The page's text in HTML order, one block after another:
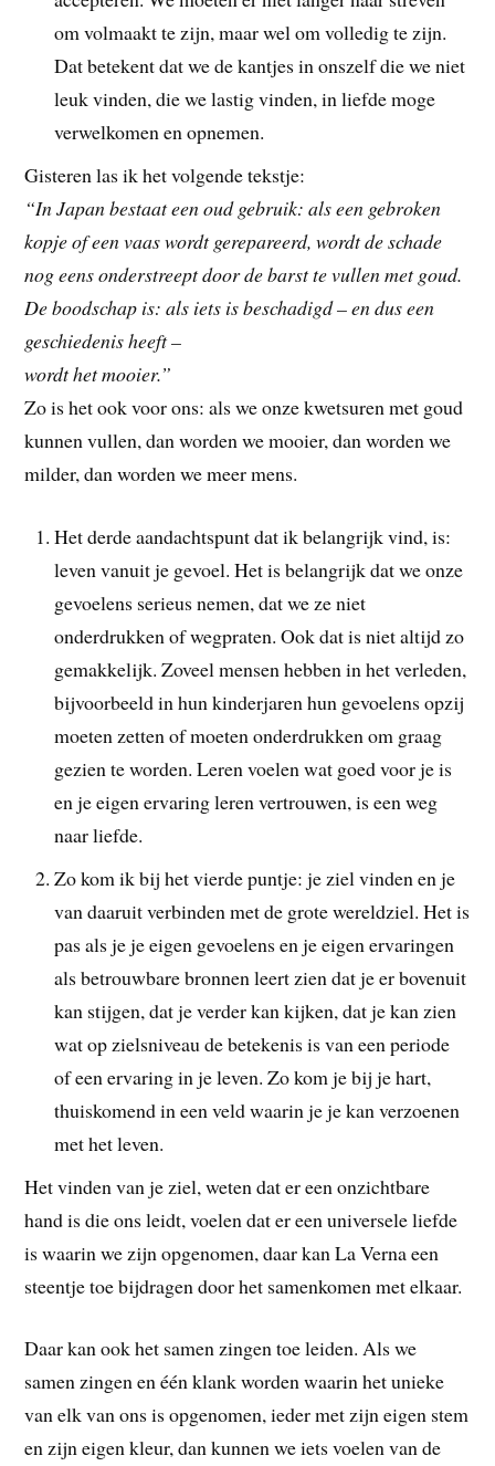
om volmaakt te zijn, maar wel om volledig te zijn.
Dat betekent dat we de kantjes in onszelf die we niet
leuk vinden, die we lastig vinden, in liefde moge
verwelkomen en opnemen.
Gisteren las ik het volgende tekstje:
“In Japan bestaat een oud gebruik: als een gebroken
kopje of een vaas wordt gerepareerd, wordt de schade
nog eens onderstreept door de barst te vullen met goud.
De boodschap is: als iets is beschadigd – en dus een
geschiedenis heeft –
wordt het mooier.”
Zo is het ook voor ons: als we onze kwetsuren met goud
kunnen vullen, dan worden we mooier, dan worden we
milder, dan worden we meer mens.
Het derde aandachtspunt dat ik belangrijk vind, is:
leven vanuit je gevoel. Het is belangrijk dat we onze
gevoelens serieus nemen, dat we ze niet
onderdrukken of wegpraten. Ook dat is niet altijd zo
gemakkelijk. Zoveel mensen hebben in het verleden,
bijvoorbeeld in hun kinderjaren hun gevoelens opzij
moeten zetten of moeten onderdrukken om graag
gezien te worden. Leren voelen wat goed voor je is
en je eigen ervaring leren vertrouwen, is een weg
naar liefde.
Zo kom ik bij het vierde puntje: je ziel vinden en je
van daaruit verbinden met de grote wereldziel. Het is
pas als je je eigen gevoelens en je eigen ervaringen
als betrouwbare bronnen leert zien dat je er bovenuit
kan stijgen, dat je verder kan kijken, dat je kan zien
wat op zielsniveau de betekenis is van een periode
of een ervaring in je leven. Zo kom je bij je hart,
thuiskomend in een veld waarin je je kan verzoenen
met het leven.
Het vinden van je ziel, weten dat er een onzichtbare
hand is die ons leidt, voelen dat er een universele liefde
is waarin we zijn opgenomen, daar kan La Verna een
steentje toe bijdragen door het samenkomen met elkaar.
Daar kan ook het samen zingen toe leiden. Als we
samen zingen en één klank worden waarin het unieke
van elk van ons is opgenomen, ieder met zijn eigen stem
en zijn eigen kleur, dan kunnen we iets voelen van de